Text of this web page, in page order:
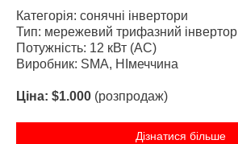
Категорія: сонячні інвертори
Тип: мережевий трифазний інвертор
Потужність: 12 кВт (AC)
Виробник: SMA, НІмеччина
Ціна: $1.000 (розпродаж)
Дізнатися більше